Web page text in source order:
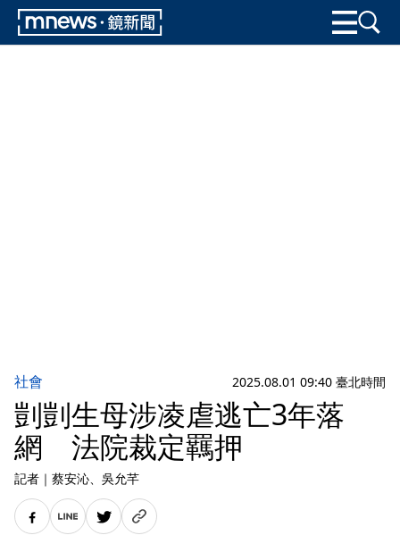
社會 2025.08.01 09:40 臺北時間
剴剴生母涉凌虐逃亡3年落
網 法院裁定羈押
記者 ｜ 蔡安沁、吳允芊